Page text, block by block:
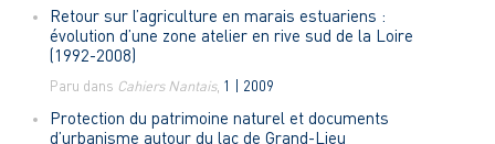
Retour sur l’agriculture en marais estuariens :
évolution d’une zone atelier en rive sud de la Loire
(1992-2008)
Paru dans Cahiers Nantais, 1 | 2009
Protection du patrimoine naturel et documents
d’urbanisme autour du lac de Grand-Lieu